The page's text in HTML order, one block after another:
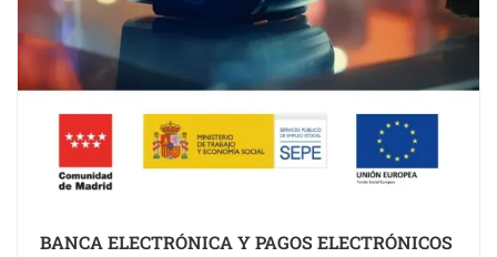
BANCA ELECTRÓNICA Y PAGOS ELECTRÓNICOS